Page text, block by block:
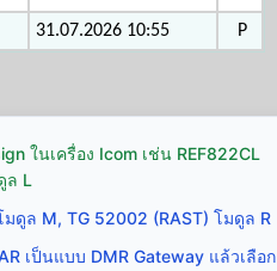
31.07.2026 10:55 P
ในเครื่อง Icom เช่น REF822CL
ล L
ดูล M, TG 52002 (RAST) โมดูล R
เป็นแบบ DMR Gateway แล้วเลือก